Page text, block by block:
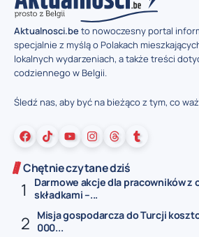
Aktualnosci.beto nowoczesny portal
specjalnie z myślą o Polakach
lokalnych wydarzeniach, a także treści
codziennego w Belgii.
Śledź nas, aby być na bieżąco z tym, co
Chętnie czytane dziś
Darmowe akcje dla pracowników z
składkami –...
Misja gospodarcza do Turcji
000...